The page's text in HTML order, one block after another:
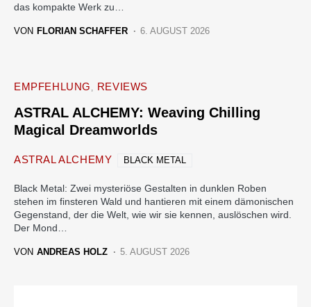
das kompakte Werk zu…
VON FLORIAN SCHAFFER 6. AUGUST 2026
EMPFEHLUNG REVIEWS
ASTRAL ALCHEMY: Weaving Chilling
Magical Dreamworlds
ASTRAL ALCHEMY BLACK METAL
Black Metal: Zwei mysteriöse Gestalten in dunklen Roben
stehen im finsteren Wald und hantieren mit einem dämonischen
Gegenstand, der die Welt, wie wir sie kennen, auslöschen wird.
Der Mond…
VON ANDREAS HOLZ 5. AUGUST 2026